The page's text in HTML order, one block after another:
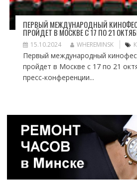
ПЕРВЫЙ МЕЖДУНАРОДНЫЙ
ПРОЙДЕТ В МОСКВЕ С 17 ПО 21
15.10.2024 WHEREMINSK
Первый международный
пройдет в Москве с 17 по 21
пресс-конференции...